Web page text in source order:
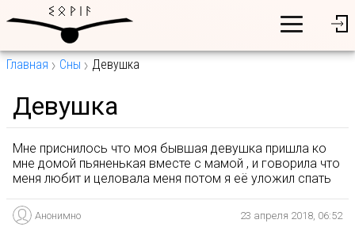
Главная Сны Девушка
Девушка
Мне приснилось что моя бывшая девушка пришла ко
мне домой пьяненькая вместе с мамой , и говорила что
меня любит и целовала меня потом я её уложил спать
Анонимно 23 апреля 2018, 06:52